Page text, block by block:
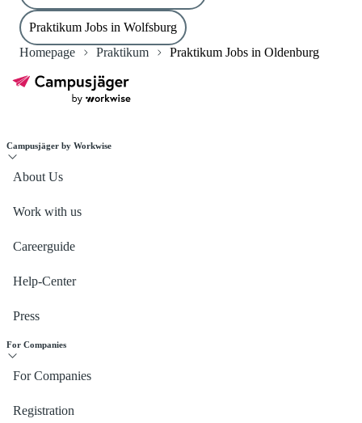
Praktikum Jobs in Wolfsburg
Homepage
Praktikum Praktikum Jobs in Oldenburg
Campusjäger by Workwise
About Us
Work with us
Careerguide
Help-Center
Press
For Companies
For Companies
Registration